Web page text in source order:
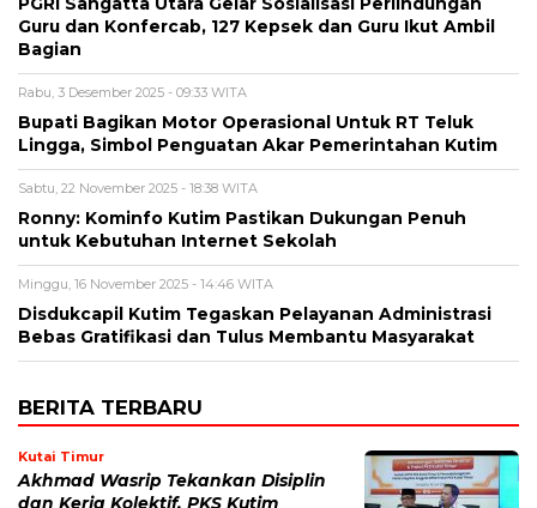
Guru dan Konfercab, 127 Kepsek dan Guru Ikut Ambil
Bagian
Rabu, 3 Desember 2025 - 09:33 WITA
Bupati Bagikan Motor Operasional Untuk RT Teluk
Lingga, Simbol Penguatan Akar Pemerintahan Kutim
Sabtu, 22 November 2025 - 18:38 WITA
Ronny: Kominfo Kutim Pastikan Dukungan Penuh
untuk Kebutuhan Internet Sekolah
Minggu, 16 November 2025 - 14:46 WITA
Disdukcapil Kutim Tegaskan Pelayanan Administrasi
Bebas Gratifikasi dan Tulus Membantu Masyarakat
BERITA TERBARU
Kutai Timur
Akhmad Wasrip Tekankan Disiplin
dan Kerja Kolektif, PKS Kutim